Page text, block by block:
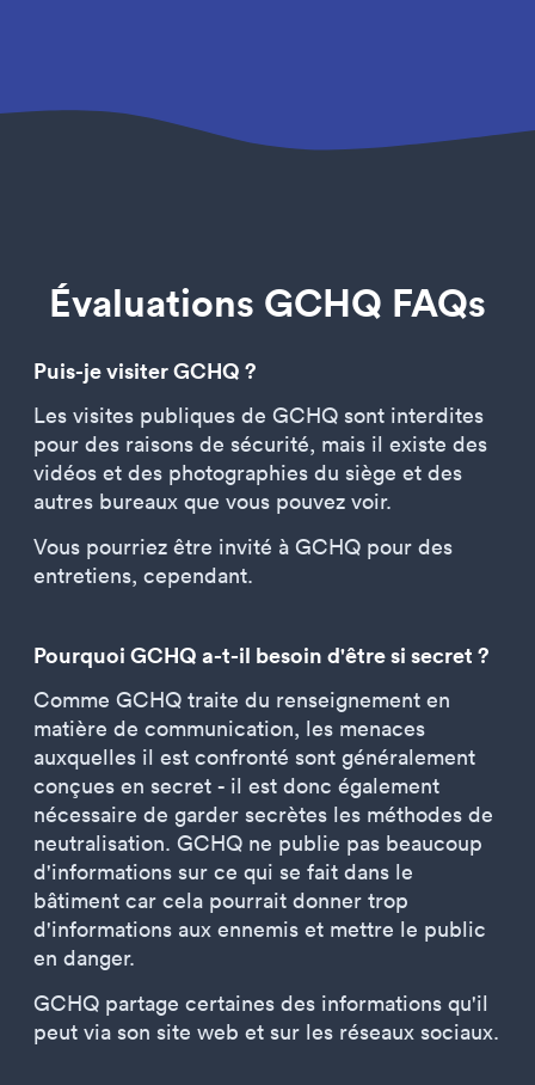
Évaluations GCHQ FAQs
Puis-je visiter GCHQ ?
Les visites publiques de GCHQ sont interdites
pour des raisons de sécurité, mais il existe des
vidéos et des photographies du siège et des
autres bureaux que vous pouvez voir.
Vous pourriez être invité à GCHQ pour des
entretiens, cependant.
Pourquoi GCHQ a-t-il besoin d'être si secret ?
Comme GCHQ traite du renseignement en
matière de communication, les menaces
auxquelles il est confronté sont généralement
conçues en secret - il est donc également
nécessaire de garder secrètes les méthodes de
neutralisation. GCHQ ne publie pas beaucoup
d'informations sur ce qui se fait dans le
bâtiment car cela pourrait donner trop
d'informations aux ennemis et mettre le public
en danger.
GCHQ partage certaines des informations qu'il
peut via son site web et sur les réseaux sociaux.